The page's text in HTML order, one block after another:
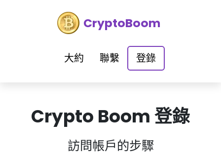
CryptoBoom
大約 聯繫 登錄
Crypto Boom 登錄
訪問帳戶的步驟